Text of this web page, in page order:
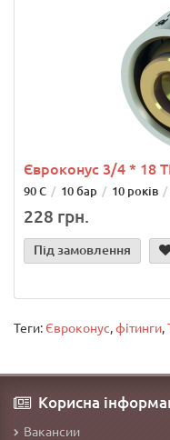
Євроконус 3/4 * 18
90 С 10 бар 10 років
228 грн.
Під замовлення
Теги:Євроконус,фітинги,
Корисна
Вакансии